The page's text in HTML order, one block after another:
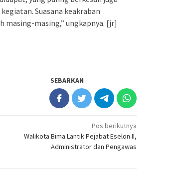
Suasana keakraban
masing,” ungkapnya. [jr]
SEBARKAN
Pos berikutnya
Walikota Bima Lantik Pejabat Eselon II,
Administrator dan Pengawas